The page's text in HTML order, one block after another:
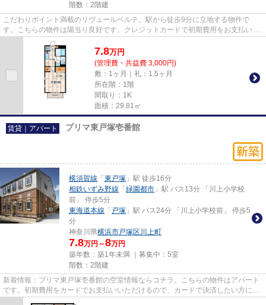
階数：2階建
こだわりポイント満載のリヴュールベルテ。駅から徒歩9分に立地する物件で
す。こちらの物件は陽当り良好です。クレジットカードで初期費用をお支払いい
ただける物件です。横浜市戸塚区...
7.8万円
(管理費・共益費 3,000円)
敷：1ヶ月｜礼：1.5ヶ月
所在階：1階
間取り：1K
面積：29.81㎡
賃貸｜アパート プリマ東戸塚壱番館
横須賀線 「 東戸塚 」駅 徒歩16分
相鉄いずみ野線 「 緑園都市 」駅 バス13分 「川上小学校
前」 停歩5分
東海道本線 「 戸塚 」駅 バス24分 「川上小学校前」 停歩5
分
神奈川県横浜市戸塚区 川上町
7.8万円～8万円
築年数：築1年未満 ｜募集中： 5室
階数：2階建
新着情報：プリマ東戸塚壱番館の空室情報ならコチラ。こちらの物件はアパート
です。初期費用をカードでお支払いいただけるので、カードで決済したい方にも